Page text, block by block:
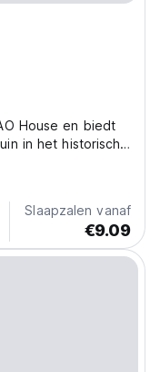
House en biedt
in het historische
Slaapzalen vanaf
€9.09